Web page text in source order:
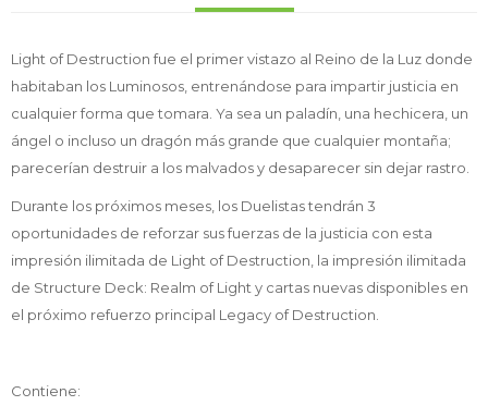
Light of Destruction fue el primer vistazo al Reino de la Luz donde
habitaban los Luminosos, entrenándose para impartir justicia en
cualquier forma que tomara. Ya sea un paladín, una hechicera, un
ángel o incluso un dragón más grande que cualquier montaña;
parecerían destruir a los malvados y desaparecer sin dejar rastro.
Durante los próximos meses, los Duelistas tendrán 3
oportunidades de reforzar sus fuerzas de la justicia con esta
impresión ilimitada de Light of Destruction, la impresión ilimitada
de Structure Deck: Realm of Light y cartas nuevas disponibles en
el próximo refuerzo principal Legacy of Destruction.
Contiene: